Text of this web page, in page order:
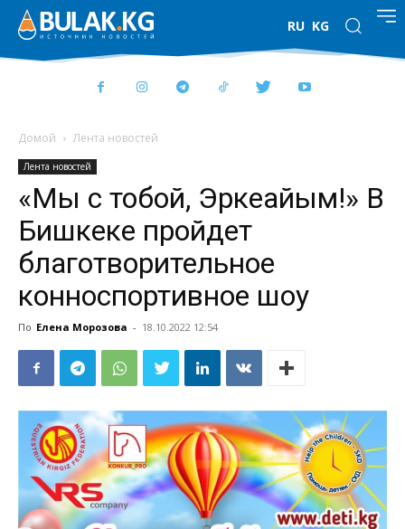
RU KG
Домой Лента новостей
Лента новостей
«Мы с тобой, Эркеайым!» В
Бишкеке пройдет
благотворительное
конноспортивное шоу
По Елена Морозова - 18.10.2022 12:54